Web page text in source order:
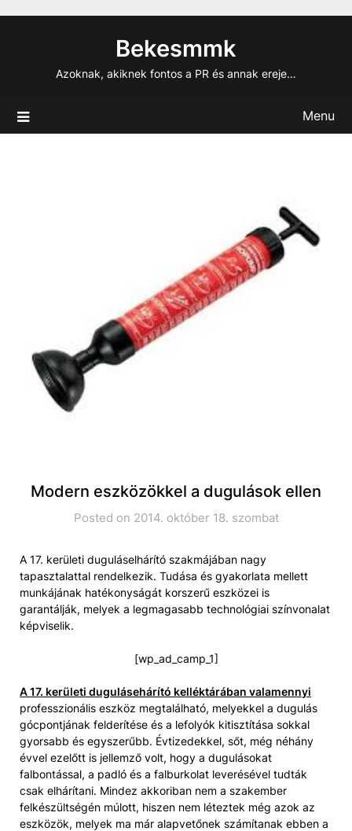
Bekesmmk
Azoknak, akiknek fontos a PR és annak ereje…
Menu
Modern eszközökkel a dugulások ellen
Posted on 2014. október 18. szombat
A 17. kerületi duguláselhárító szakmájában nagy
tapasztalattal rendelkezik. Tudása és gyakorlata mellett
munkájának hatékonyságát korszerű eszközei is
garantálják, melyek a legmagasabb technológiai színvonalat
képviselik.
[wp_ad_camp_1]
A 17. kerületi dugulásehárító kelléktárában valamennyi
professzionális eszköz megtalálható, melyekkel a dugulás
gócpontjának felderítése és a lefolyók kitisztítása sokkal
gyorsabb és egyszerűbb. Évtizedekkel, sőt, még néhány
évvel ezelőtt is jellemző volt, hogy a dugulásokat
falbontással, a padló és a falburkolat leverésével tudták
csak elhárítani. Mindez akkoriban nem a szakember
felkészültségén múlott, hiszen nem léteztek még azok az
eszközök, melyek ma már alapvetőnek számítanak ebben a